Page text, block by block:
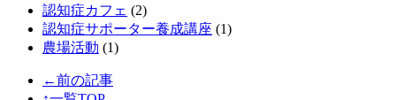
認知症カフェ (2)
認知症サポーター養成講座 (1)
農場活動 (1)
←前の記事